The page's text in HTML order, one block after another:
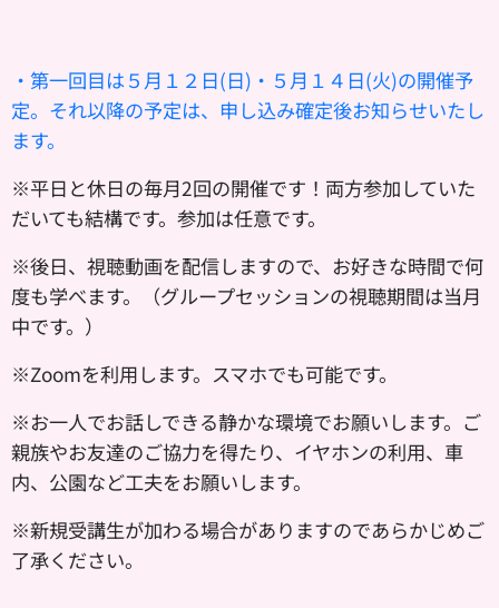
・第一回目は５月１２日(日)・５月１４日(火)の開催予
定。それ以降の予定は、申し込み確定後お知らせいたし
ます。
※平日と休日の毎月2回の開催です！両方参加していた
だいても結構です。参加は任意です。
※後日、視聴動画を配信しますので、お好きな時間で何
度も学べます。（グループセッションの視聴期間は当月
中です。）
※Zoomを利用します。スマホでも可能です。
※お一人でお話しできる静かな環境でお願いします。ご
親族やお友達のご協力を得たり、イヤホンの利用、車
内、公園など工夫をお願いします。
※新規受講生が加わる場合がありますのであらかじめご
了承ください。